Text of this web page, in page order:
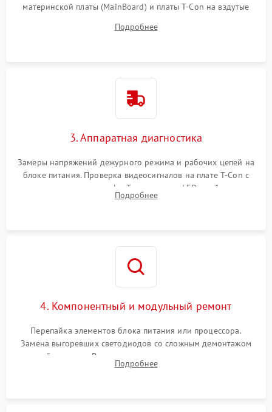
материнской платы (MainBoard) и платы T-Con на вздутые
Проверка надежности фиксации и целостности шлейфов.
Подробнее
3. Аппаратная диагностика
Замеры напряжений дежурного режима и рабочих цепей на
блоке питания. Проверка видеосигналов на плате T-Con с
помощью осциллографа. Тестирование LED-драйвера и
светодиодных планок подсветки мультиметром.
Подробнее
4. Компонентный и модульный ремонт
Перепайка элементов блока питания или процессора.
Замена выгоревших светодиодов со сложным демонтажом
хрупкой матрицы. Восстановление поврежденных дорожек,
прошивка микросхем памяти EEPROM
Подробнее